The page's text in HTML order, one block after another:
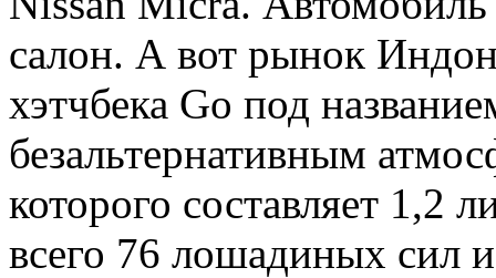
салон. А вот рынок
хэтчбека Go под
безальтернативным
которого составляет
всего 76 лошадиных сил